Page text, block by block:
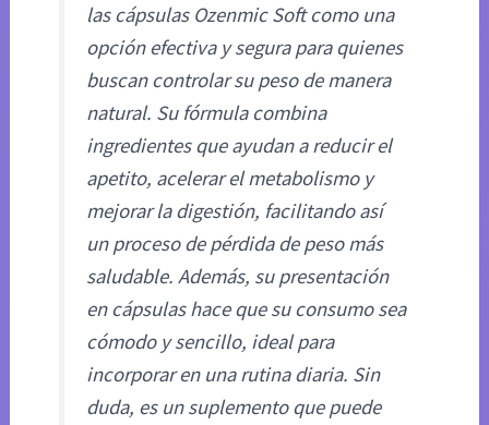
las cápsulas Ozenmic Soft como una
opción efectiva y segura para quienes
buscan controlar su peso de manera
natural. Su fórmula combina
ingredientes que ayudan a reducir el
apetito, acelerar el metabolismo y
mejorar la digestión, facilitando así
un proceso de pérdida de peso más
saludable. Además, su presentación
en cápsulas hace que su consumo sea
cómodo y sencillo, ideal para
incorporar en una rutina diaria. Sin
duda, es un suplemento que puede